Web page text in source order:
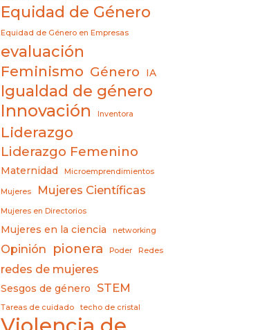
Equidad de Género
Equidad de Género en Empresas
evaluación
Feminismo Género IA
Igualdad de género
Innovación Inventora
Liderazgo
Liderazgo Femenino
Maternidad Microemprendimientos
Mujeres Mujeres Científicas
Mujeres en Directorios
Mujeres en la ciencia networking
Opinión pionera Poder Redes
redes de mujeres
Sesgos de género STEM
Tareas de cuidado techo de cristal